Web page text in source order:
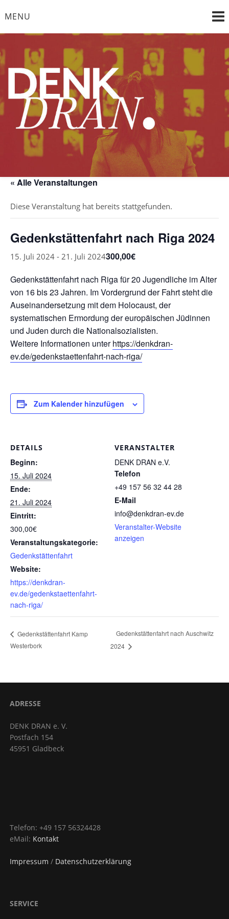
toMENU
DENK DRAN e. V.
"die Vergangenheit im Bewusstsein, die Zukunft im Blick"
« Alle Veranstaltungen
Diese Veranstaltung hat bereits stattgefunden.
Gedenkstättenfahrt nach Riga 2024
15. Juli 2024 - 21. Juli 2024300,00€
Gedenkstättenfahrt nach Riga für 20 Jugendliche im Alter
von 16 bis 23 Jahren. Im Vordergrund der Fahrt steht die
Auseinandersetzung mit dem Holocaust, der
systematischen Ermordung der europäischen Jüdinnen
und Juden durch die Nationalsozialisten.
Weitere Informationen unterhttps://denkdran-
ev.de/gedenkstaettenfahrt-nach-riga/
Zum Kalender hinzufügen
DETAILS
Beginn:
15. Juli 2024
Ende:
21. Juli 2024
Eintritt:
300,00€
Veranstaltungskategorie:
Gedenkstättenfahrt
Website:
https://denkdran-
ev.de/gedenkstaettenfahrt-
nach-riga/
VERANSTALTER
DENK DRAN e.V.
Telefon
+49 157 56 32 44 28
E-Mail
info@denkdran-ev.de
Veranstalter-Website
anzeigen
Gedenkstättenfahrt Kamp
Westerbork
Gedenkstättenfahrt nach Auschwitz
2024
ADRESSE
DENK DRAN e. V.
Postfach 154
45951 Gladbeck
Telefon: +49 157 56324428
eMail: Kontakt
Impressum / Datenschutzerklärung
SERVICE